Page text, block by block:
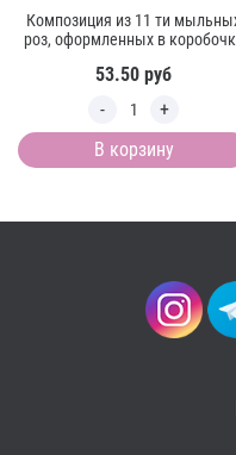
Композиция из 11 ти
роз, оформленных в
53.50 руб
В корзину